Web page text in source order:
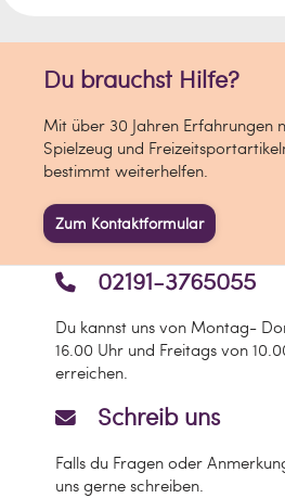
Du brauchst Hilfe?
Mit über 30 Jahren Erfahrungen
Spielzeug und
bestimmt weiterhelfen.
Zum Kontaktformular
Schreib uns
Falls du Fragen oder
uns gerne schreiben.
02191-3765055
Du kannst uns von Montag-
16.00 Uhr und Freitags von
erreichen.